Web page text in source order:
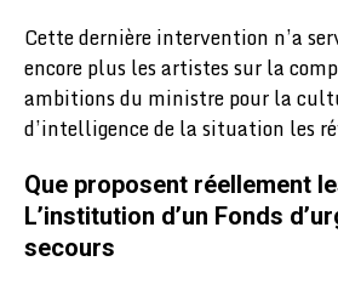
Cette dernière intervention n’a
encore plus les artistes sur la
ambitions du ministre pour la
d’intelligence de la situation les
Que proposent réellement
L’institution d’un Fonds
secours